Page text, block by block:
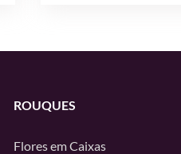
ROUQUES
Flores em Caixas